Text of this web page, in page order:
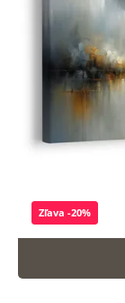
Zľava -20%